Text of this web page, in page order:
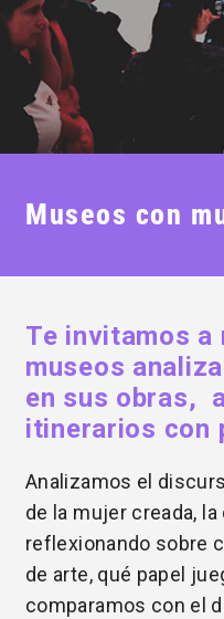
Museos con
Te invitamos a
museos
en sus obras,
itinerarios con
Analizamos el
de la mujer creada,
reflexionando sobre
de arte, qué papel
comparamos con el